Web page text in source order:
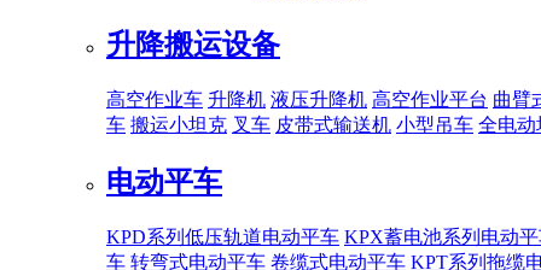
升降搬运设备
高空作业车 升降机 液压升降机 高空作业平台 曲臂
车 搬运小坦克 叉车 皮带式输送机 小型吊车 全电动
电动平车
KPD系列低压轨道电动平车 KPX蓄电池系列电动
车 转弯式电动平车 卷缆式电动平车 KPT系列拖缆